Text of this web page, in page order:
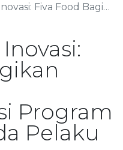
Implementasi Program Kaizen kepada Pelaku UMKM"
Program
Pelaku